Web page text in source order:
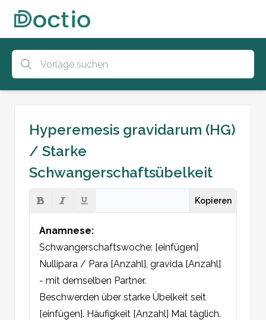
Hyperemesis gravidarum (HG)
/ Starke
Schwangerschaftsübelkeit
Kopieren
Anamnese:
Schwangerschaftswoche: [einfügen]
Nullipara / Para [Anzahl], gravida [Anzahl]
- mit demselben Partner.
Beschwerden über starke Übelkeit seit
[einfügen]. Häufigkeit [Anzahl] Mal täglich.